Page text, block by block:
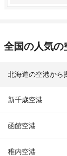
全国の人気の
北海道の空港から
新千歳空港
函館空港
稚内空港